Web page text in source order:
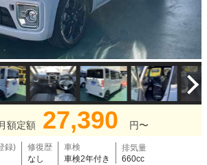
額定額 27,390 円〜
録)
修復歴
なし
車検
車検2年付き
排気量
660cc